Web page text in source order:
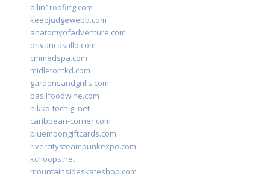
allin1roofing.com
keepjudgewebb.com
anatomyofadventure.com
drivancastillo.com
cmmedspa.com
midletontkd.com
gardensandgrills.com
basilfoodwine.com
nikko-tochigi.net
caribbean-corner.com
bluemoongiftcards.com
rivercitysteampunkexpo.com
kchoops.net
mountainsideskateshop.com